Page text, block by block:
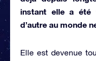
instant elle a
d’autre au monde
Elle est devenue